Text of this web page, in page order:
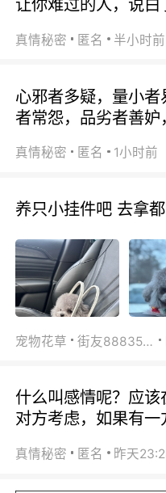
让你难过的人，说
真情秘密 匿名 半小时前
心邪者多疑，量小
者常怨，品劣者善
真情秘密 匿名 1小时前
养只小挂件吧 去拿
宠物花草 街友88835518
什么叫感情呢？应
对方考虑，如果有
真情秘密 匿名 昨天